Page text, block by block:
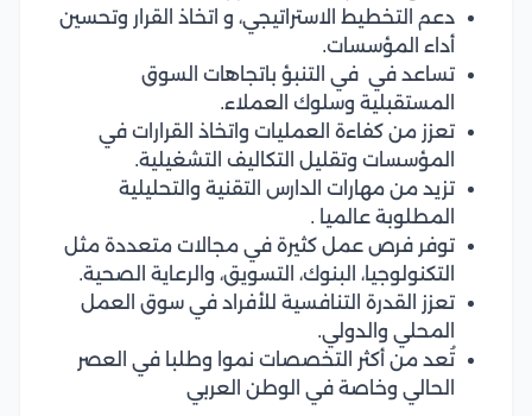
دعم التخطيط الاستراتيجي، و اتخاذ القرار وتحسين
أداء المؤسسات.
تساعد في في التنبؤ باتجاهات السوق
المستقبلية وسلوك العملاء.
تعزز من كفاءة العمليات واتخاذ القرارات في
المؤسسات وتقليل التكاليف التشغيلية.
تزيد من مهارات الدارس التقنية والتحليلية
المطلوبة عالميا .
توفر فرص عمل كثيرة في مجالات متعددة مثل
التكنولوجيا، البنوك، التسويق، والرعاية الصحية.
تعزز القدرة التنافسية للأفراد في سوق العمل
المحلي والدولي.
تُعد من أكثر التخصصات نموا وطلبا في العصر
الحالي وخاصة في الوطن العربي